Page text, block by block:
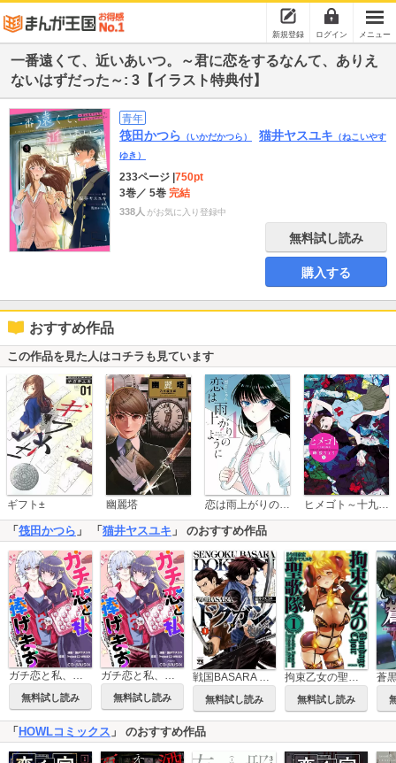
新規登録 ログイン メニュー
一番遠くて、近いあいつ。～君に恋をするなんて、ありえ
ないはずだった～: 3【イラスト特典付】
青年
筏田かつら （いかだかつら） 猫井ヤスユキ （ねこいやす
ゆき）
233ページ 750pt
3巻／ 5巻 完結
338人 がお気に入り登録中
無料試し読み
購入する
おすすめ作品
この作品を見た人はコチラも見ています
ギフト± 幽麗塔 恋は雨上がりのように ヒメゴト～十九歳の制服～
「 筏田かつら 」 「 猫井ヤスユキ 」 のおすすめ作品
ガチ恋と私、捧げます ―すべてがサヨナラになる オムニバス短編 ―【フルカラー版】
無料試し読み
ガチ恋と私、捧げます ―すべてがサヨナラになる オムニバス短編 ―
無料試し読み 無料試し読み 無料試し読み
「 HOWLコミックス 」 のおすすめ作品